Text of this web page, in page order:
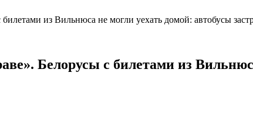
из Вильнюса не могли уехать домой: автобусы
Белорусы с билетами из